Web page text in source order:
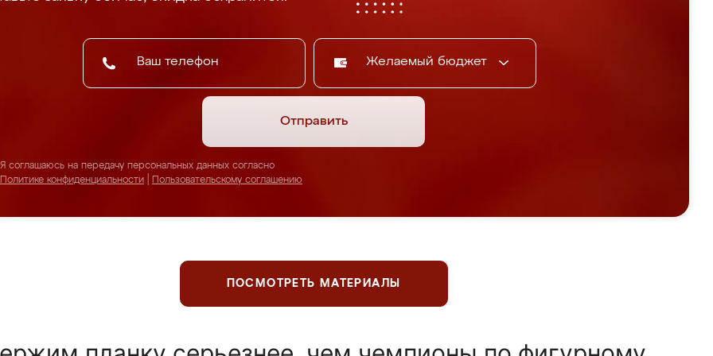
Желаемый бюджет
Отправить
Я соглашаюсь на передачу персональных данных согласно
Политике конфиденциальности
Пользовательскому соглашению
ПОСМОТРЕТЬ МАТЕРИАЛЫ